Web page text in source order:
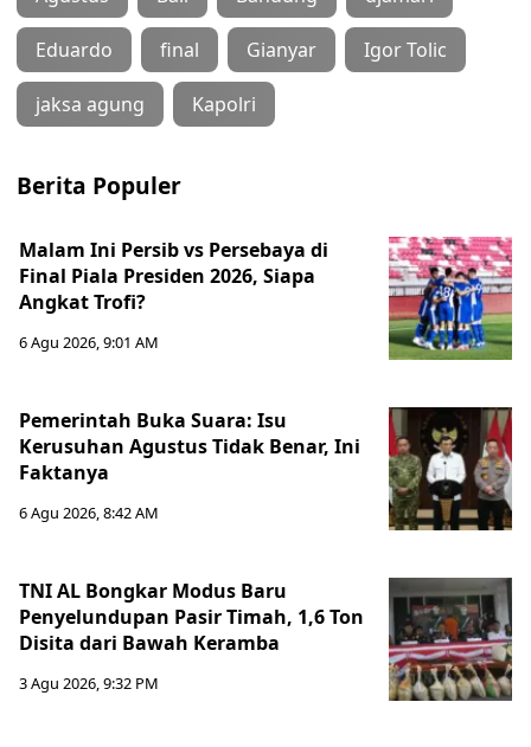
Eduardo final Gianyar Igor Tolic
jaksa agung Kapolri
Berita Populer
Malam Ini Persib vs Persebaya di
Final Piala Presiden 2026, Siapa
Angkat Trofi?
6 Agu 2026, 9:01 AM
Pemerintah Buka Suara: Isu
Kerusuhan Agustus Tidak Benar, Ini
Faktanya
6 Agu 2026, 8:42 AM
TNI AL Bongkar Modus Baru
Penyelundupan Pasir Timah, 1,6 Ton
Disita dari Bawah Keramba
3 Agu 2026, 9:32 PM